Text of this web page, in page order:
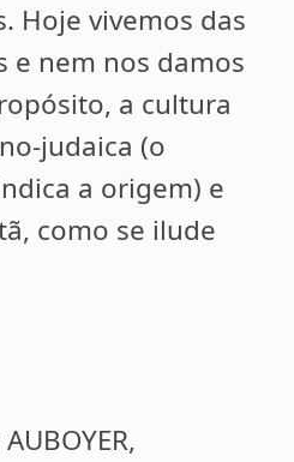
Hoje vivemos das
e nem nos damos
a cultura
judaica (o
a origem) e
como se ilude